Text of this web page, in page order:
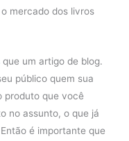
mercado dos livros
que um artigo de blog.
público quem sua
produto que você
no assunto, o que já
é importante que